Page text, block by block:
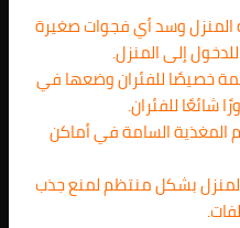
المنزل وسد أي فجوات صغيرة
إلى المنزل.
خصيصًا للفئران وضعها في
شائعًا للفئران.
السامة في أماكن
بشكل منتظم لمنع جذب